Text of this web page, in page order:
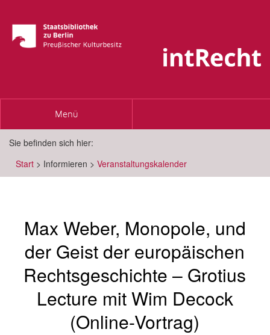
Toggle
Menü
Sie befinden sich hier:
Start > Informieren > Veranstaltungskalender
Max Weber, Monopole, und
der Geist der europäischen
Rechtsgeschichte – Grotius
Lecture mit Wim Decock
(Online-Vortrag)